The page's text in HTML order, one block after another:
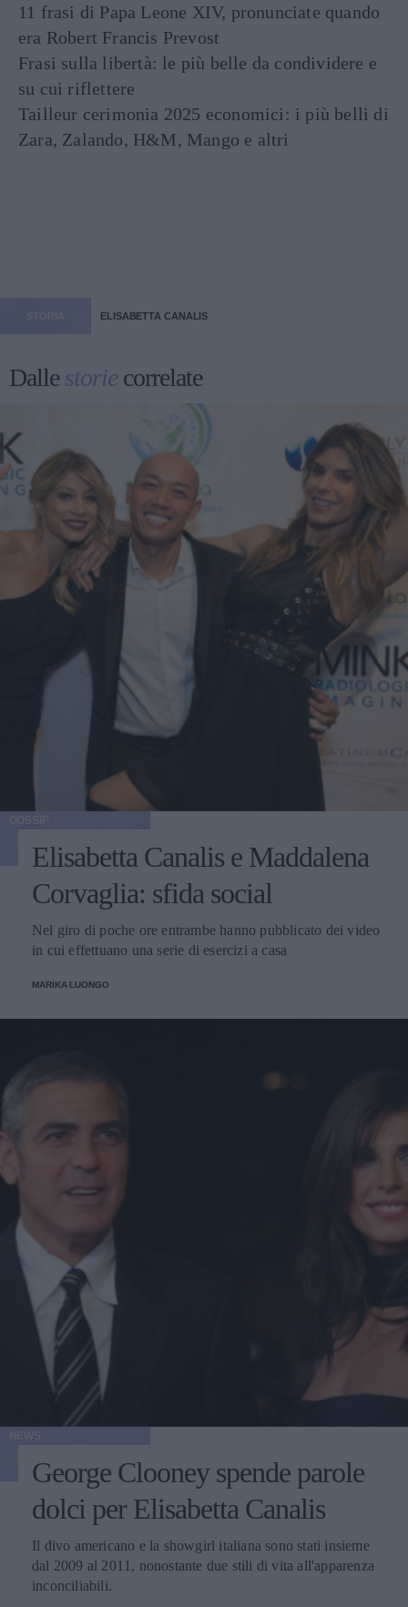
11 frasi di Papa Leone XIV, pronunciate quando
era Robert Francis Prevost
Frasi sulla libertà: le più belle da condividere e
su cui riflettere
Tailleur cerimonia 2025 economici: i più belli di
Zara, Zalando, H&M, Mango e altri
ELISABETTA CANALIS
Dallestorie correlate
Elisabetta Canalis e Maddalena
Corvaglia: sfida social
Nel giro di poche ore entrambe hanno pubblicato dei video
in cui effettuano una serie di esercizi a casa
MARIKA LUONGO
George Clooney spende parole
dolci per Elisabetta Canalis
Il divo americano e la showgirl italiana sono stati insieme
dal 2009 al 2011, nonostante due stili di vita all'apparenza
inconciliabili.